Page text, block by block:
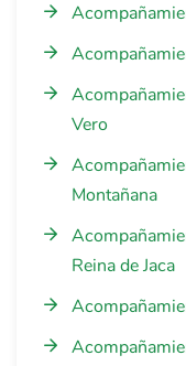
Vero
Montañana
Reina de Jaca